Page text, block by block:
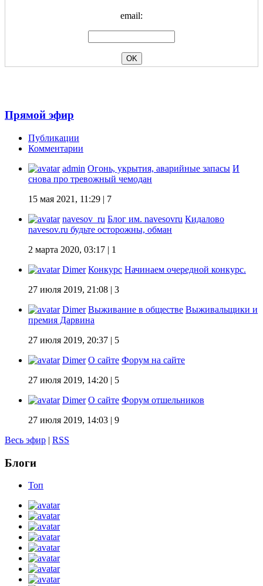
email:
Прямой эфир
Публикации
Комментарии
admin Огонь, укрытия, аварийные запасы И
снова про тревожный чемодан
15 мая 2021, 11:29 | 7
navesov_ru Блог им. navesovru Кидалово
navesov.ru будьте осторожны, обман
2 марта 2020, 03:17 | 1
Dimer Конкурс Начинаем очередной конкурс.
27 июля 2019, 21:08 | 3
Dimer Выживание в обществе Выживальщики и
премия Дарвина
27 июля 2019, 20:37 | 5
Dimer О сайте Форум на сайте
27 июля 2019, 14:20 | 5
Dimer О сайте Форум отшельников
27 июля 2019, 14:03 | 9
Весь эфир | RSS
Блоги
Топ